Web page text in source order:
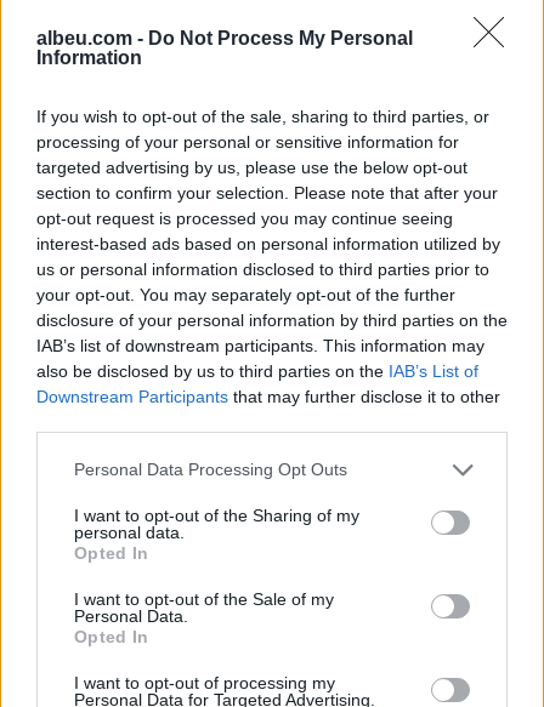
albeu.com - Do Not Process My Personal
Information
If you wish to opt-out of the sale, sharing to third parties, or
processing of your personal or sensitive information for
targeted advertising by us, please use the below opt-out
section to confirm your selection. Please note that after your
opt-out request is processed you may continue seeing
interest-based ads based on personal information utilized by
us or personal information disclosed to third parties prior to
your opt-out. You may separately opt-out of the further
disclosure of your personal information by third parties on the
IAB’s list of downstream participants. This information may
also be disclosed by us to third parties on the IAB’s List of
Downstream Participants that may further disclose it to other
Personal Data Processing Opt Outs
I want to opt-out of the Sharing of my
personal data.
Opted In
I want to opt-out of the Sale of my
Personal Data.
Opted In
I want to opt-out of processing my
Personal Data for Targeted Advertising.
Big Brother
Esim for Global
Esim for USA | Esim for Italy Esim for Spain|Esim